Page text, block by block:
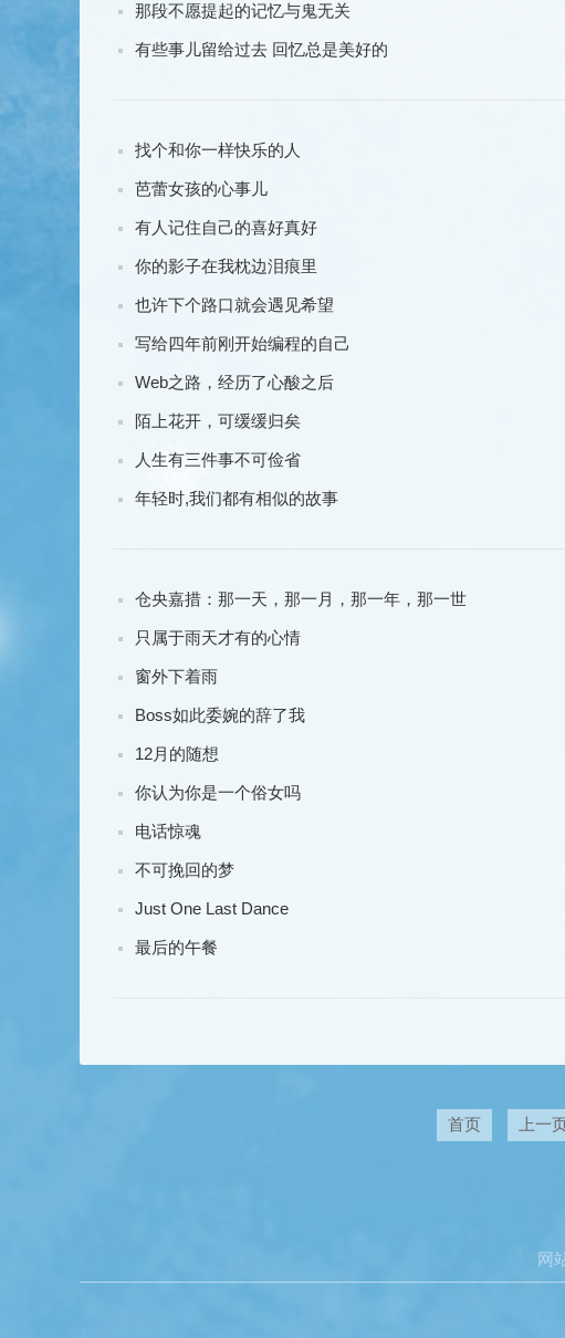
那段不愿提起的记忆与鬼无关
有些事儿留给过去 回忆总是美好的
找个和你一样快乐的人
芭蕾女孩的心事儿
有人记住自己的喜好真好
你的影子在我枕边泪痕里
也许下个路口就会遇见希望
写给四年前刚开始编程的自己
Web之路，经历了心酸之后
陌上花开，可缓缓归矣
人生有三件事不可俭省
年轻时,我们都有相似的故事
仓央嘉措：那一天，那一月，那一年，那一世
只属于雨天才有的心情
窗外下着雨
Boss如此委婉的辞了我
12月的随想
你认为你是一个俗女吗
电话惊魂
不可挽回的梦
Just One Last Dance
最后的午餐
首页 上一
网